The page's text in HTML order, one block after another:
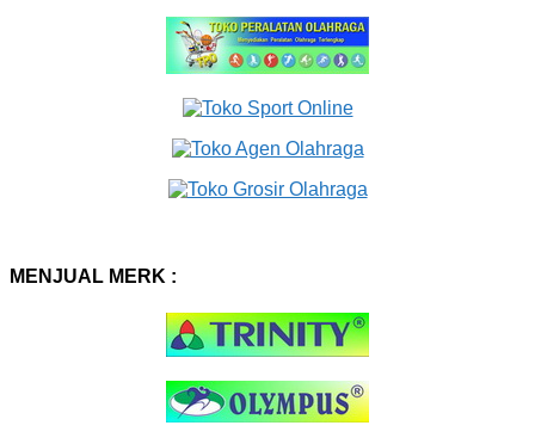
MENJUAL MERK :